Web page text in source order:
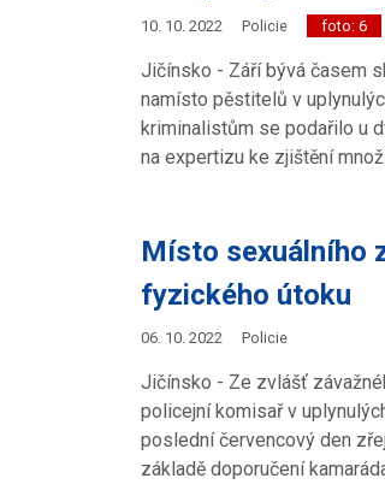
10. 10. 2022 Policie foto: 6
Jičínsko - Září bývá časem
namísto pěstitelů v
kriminalistům se podařilo u
na expertizu ke zjištění
Místo sexuálního
fyzického útoku
06. 10. 2022 Policie
Jičínsko - Ze zvlášť
policejní komisař v
poslední červencový den
základě doporučení